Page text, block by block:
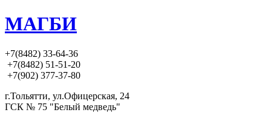
МАГБИ
+7(8482) 33-64-36
+7(8482) 51-51-20
+7(902) 377-37-80
г.Тольятти, ул.Офицерская, 24
ГСК № 75 "Белый медведь"